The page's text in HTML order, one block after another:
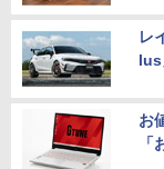
レ
lus
お